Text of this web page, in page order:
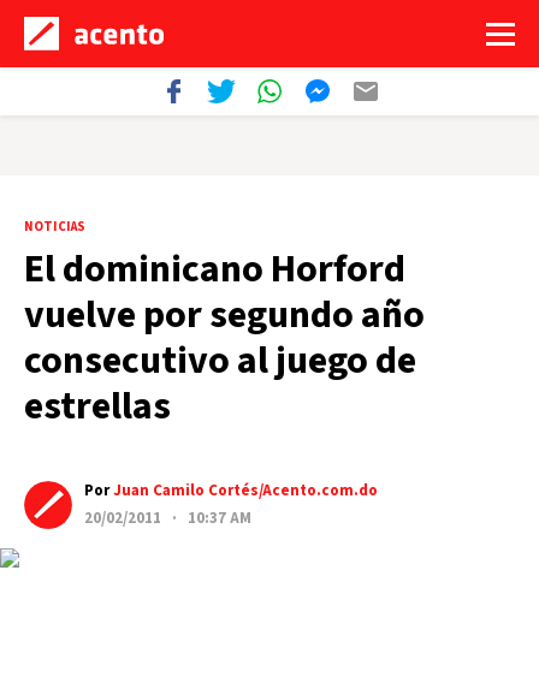
NOTICIAS
El dominicano Horford
vuelve por segundo año
consecutivo al juego de
estrellas
PorJuan Camilo Cortés/Acento.com.do
20/02/2011 · 10:37 AM